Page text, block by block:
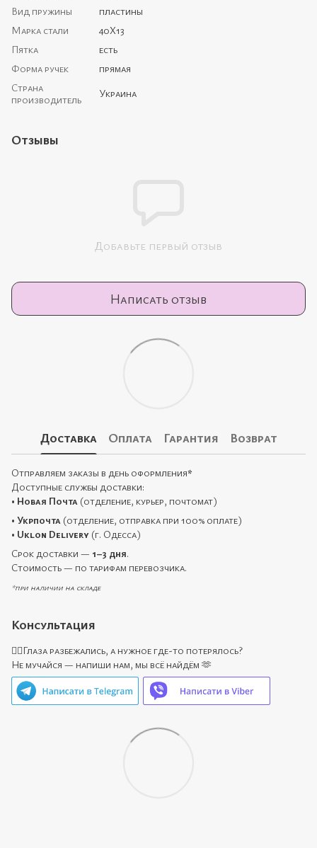
Вид пружины
пластины
Марка стали
40Х13
Пятка
есть
Форма ручек
прямая
Страна
производитель
Украина
Отзывы
Добавьте первый отзыв
Написать отзыв
Доставка Оплата Гарантия Возврат
Отправляем заказы в день оформления*
Доступные службы доставки:
• Новая Почта (отделение, курьер, почтомат)
• Укрпочта (отделение, отправка при 100% оплате)
• Uklon Delivery (г. Одесса)
Срок доставки — 1–3 дня.
Стоимость — по тарифам перевозчика.
*при наличии на складе
Консультация
🙋‍♀️Глаза разбежались, а нужное где-то потерялось?
Не мучайся — напиши нам, мы всё найдём 🫶